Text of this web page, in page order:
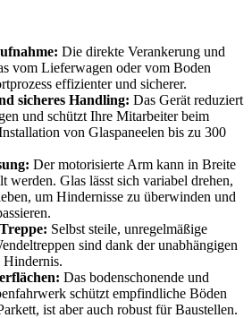
Die direkte Verankerung und
vom Lieferwagen oder vom Boden
effizienter und sicherer.
sicheres Handling: Das Gerät reduziert
und schützt Ihre Mitarbeiter beim
von Glaspaneelen bis zu 300
Der motorisierte Arm kann in Breite
werden. Glas lässt sich variabel drehen,
um Hindernisse zu überwinden und
Selbst steile, unregelmäßige
sind dank der unabhängigen
Hindernis.
Das bodenschonende und
schützt empfindliche Böden
ist aber auch robust für Baustellen.